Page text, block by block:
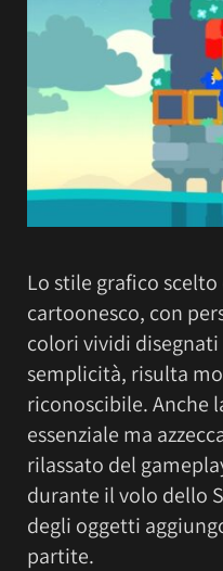
Lo stile grafico
cartoonesco, con
colori vividi
semplicità, risulta
riconoscibile. Anche
essenziale ma
rilassato del
durante il volo dello
degli oggetti
partite.